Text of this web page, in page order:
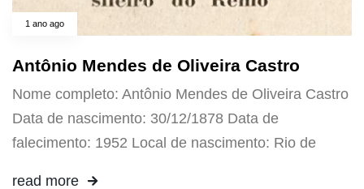
1 ano ago
Antônio Mendes de Oliveira Castro
Nome completo: Antônio Mendes de Oliveira Castro
Data de nascimento: 30/12/1878 Data de
falecimento: 1952 Local de nascimento: Rio de
read more